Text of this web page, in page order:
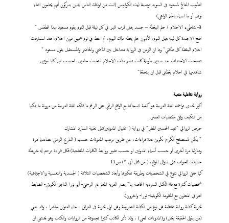
الطبيب المعالج لمسعود في السويد توصيفا لهذه الكوابيس (انت من اولئك الناس الذين يدركون أنهم يحلمون اثناء
نومهم أو ما اسماه بالحلم الواعي)
3- شاطىء الاحلام / حلم اليقطة – جسد يغلي قرب النهر في كل ليلة قبل النوم يقوم مسعود بهذا الطقس "
افتح الاجندة كل ليلة،قبل النوم، لأدون حلم يقظة ذلك اليوم، ثم اغط في نوم عميق دون احلام، فقد استنزفت
احلام اليقظة كل طاقتي" وبما ان الزمن في الرواية متداخل بين الماضي والحاضر والمستقبل يقول مسعود "
تصفحت الاجندات بعد سنين طويلة كانت تضم مئات الاحلام انتخبت حلمين، احسب انهما كانا نبؤتين
شاهدتهما في احلام يقظتي قبل ان يتحققا"
رواية تفاعلية متعبة
اكبر تحدي تواجهه اللغة العربية هو كيفية انسجامها مع الواقع الرقمي على الرغم ما تملكه اللغة العربية من مرونة ما يمكنها
من التكيف وفق مقتضيات العصر.
حرص الروائي "عبد الحسين المطر" في رواية ( اغتيال المدونين)على تقنية السارد المشارك
" يمكن للمتصفح الكريم تكوين عدة قراءات، عن طريق ترتيب المدونات حسب ( التاريخ الزمني تصاعديا مرة
وتنازليا مرة أخرى أو حسب أسماء المدونين او حسب تغيير روابط الكلمات المفتاحية) فكل قراءة ترسم له خريطة
جديدة، للجواب على سؤال الموقع، ( من قتل أبي ؟) ص11
كما خلق الروائي تنوع في الشخصيات وطريقة تفكيرها وأبعاد الشخصيات الثلاثة ( الجسدية والنفسية والاجتماعية)
شخصيات كثيرة مع قلة الكتل السردية الخاصة بها" بصير القرية المعلم غير الرسمي- أبو نورا التاجر الكويتي- الضابط
العراقي المتعاون مع المقاومة الكويتية- نورا- واخرون).
تجربة كتابة رواية تفاعلية هي نوع من الكتابة التجريبية وهي اول تجربة في العراق ، جاء العنوان مباشرا ، وقد يعني
(من يقول الحقيقة يقتل) و(المدونات تمحى) ، وقد تأثر الكاتب كثيرا بمجموعة من الروايات والكتب وهو يخشى ان